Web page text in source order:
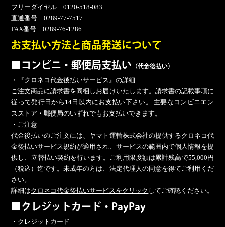
フリーダイヤル 0120-518-083
直通番号 0289-77-7517
FAX番号 0289-76-1286
お支払い方法と商品発送について
■コンビニ・郵便局支払い
（代金後払い）
・『クロネコ代金後払いサービス』の詳細
ご注文商品に請求書を同梱しお届けいたします。請求書の記載事項に
従って発行日から14日以内にお支払い下さい。 主要なコンビニエン
スストア・郵便局のいずれでもお支払いできます。
・ご注意
代金後払いのご注文には、ヤマト運輸株式会社の提供するクロネコ代
金後払いサービス規約が適用され、サービスの範囲内で個人情報を提
供し、立替払い契約を行います。ご利用限度額は累計残高で55,000円
（税込）迄です。未成年の方は、法定代理人の同意を得てご利用くだ
さい。
詳細はクロネコ代金後払いサービスをクリック してご確認ください。
■クレジットカード・PayPay
・クレジットカード